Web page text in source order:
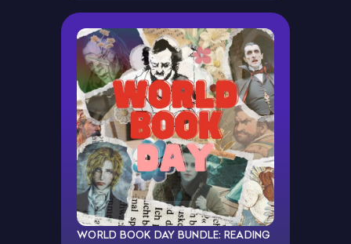
WORLD BOOK DAY BUNDLE: READING